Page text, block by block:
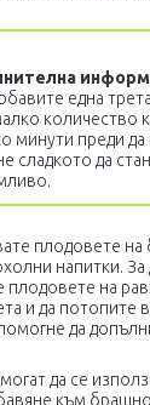
една
количество
минути преди
сладкото да
плодовете на
напитки. За
плодовете на
и да потопите
да
да се
към